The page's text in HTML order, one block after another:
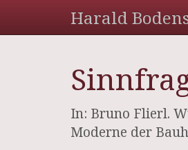
Harald
In: Bruno Flierl.
Moderne der